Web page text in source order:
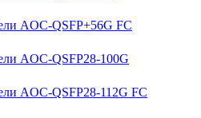
AOC-QSFP+56G FC
AOC-QSFP28-100G
AOC-QSFP28-112G FC